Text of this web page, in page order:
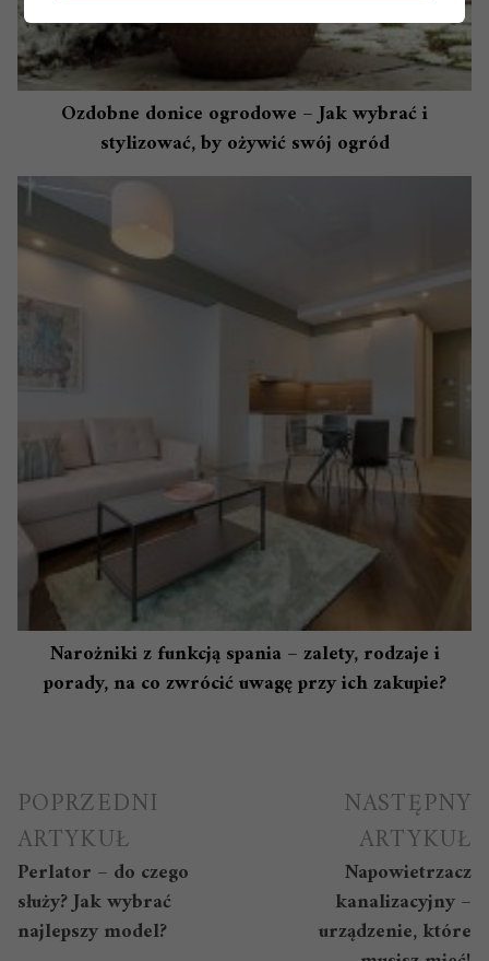
Ozdobne donice ogrodowe – Jak wybrać i
stylizować, by ożywić swój ogród
Narożniki z funkcją spania – zalety, rodzaje i
porady, na co zwrócić uwagę przy ich zakupie?
Nawigacja
wpisu
POPRZEDNI
ARTYKUŁ
Perlator – do czego
służy? Jak wybrać
najlepszy model?
NASTĘPNY
ARTYKUŁ
Napowietrzacz
kanalizacyjny –
urządzenie, które